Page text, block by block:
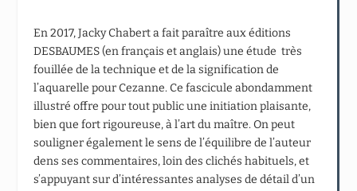
En 2017, Jacky Chabert a fait paraître aux éditions
DESBAUMES (en français et anglais) une étude très
fouillée de la technique et de la signification de
l’aquarelle pour Cezanne. Ce fascicule abondamment
illustré offre pour tout public une initiation plaisante,
bien que fort rigoureuse, à l’art du maître. On peut
souligner également le sens de l’équilibre de l’auteur
dens ses commentaires, loin des clichés habituels, et
s’appuyant sur d’intéressantes analyses de détail d’un